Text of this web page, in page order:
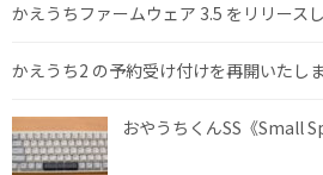
かえうちファームウェア 3.5 をリリース
かえうち2 の予約受け付けを再開いたし
おやうちくんSS《Small